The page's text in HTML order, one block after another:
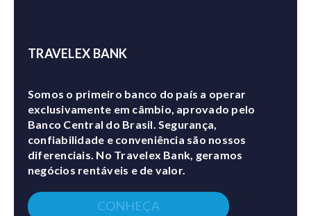
TRAVELEX BANK
Somos o primeiro banco do país a operar
exclusivamente em câmbio, aprovado pelo
Banco Central do Brasil. Segurança,
confiabilidade e conveniência são nossos
diferenciais. No Travelex Bank, geramos
negócios rentáveis e de valor.
CONHEÇA